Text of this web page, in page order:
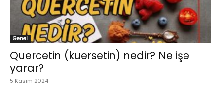
Genel
Quercetin (kuersetin) nedir? Ne işe
yarar?
5 Kasım 2024